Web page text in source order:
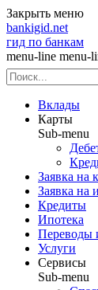
Закрыть меню
bankigid.net
гид по банкам
menu-line menu-
Вклады
Карты
Sub-menu
Заявка на
Заявка на
Кредиты
Ипотека
Переводы
Услуги
Сервисы
Sub-menu